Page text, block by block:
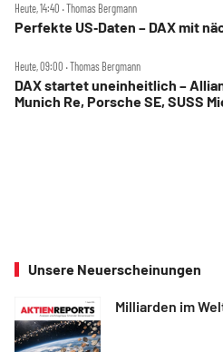
Heute, 14:40 ‧ Thomas Bergmann
Perfekte US‑Daten – DAX mit
Heute, 09:00 ‧ Thomas Bergmann
DAX startet uneinheitlich –
Munich Re, Porsche SE, SUSS
Unsere Neuerscheinungen
Milliarden im